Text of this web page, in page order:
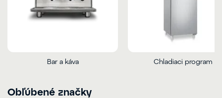
Bar a káva Chladiaci program
Obľúbené značky